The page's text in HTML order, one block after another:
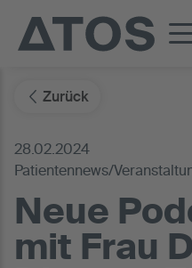
Zurück
28.02.2024
Patientennews/
Neue
mit Frau